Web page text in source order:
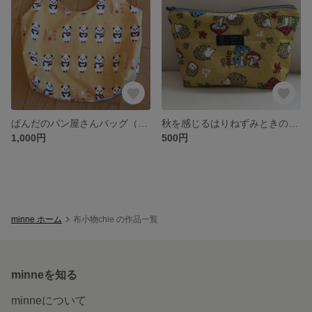
1,000円
500円
minne ホーム 布小物chie の作品一覧
minneを知る
minneについて